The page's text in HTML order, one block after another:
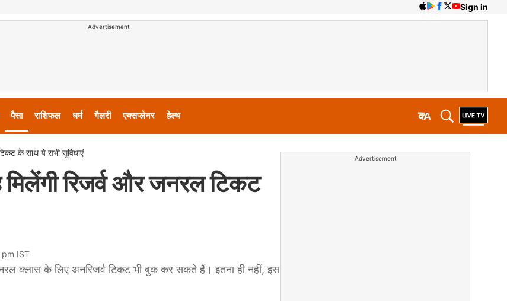
Sign in
Advertisement
पैसा राशिफल धर्म गैलरी एक्सप्लेनर हेल्थ A
क
के साथ ये सभी सुविधाएं
रिजर्व और जनरल टिकट
IST
क्लास के लिए अनरिजर्व टिकट भी बुक कर सकते हैं। इतना ही नहीं, इस
Advertisement